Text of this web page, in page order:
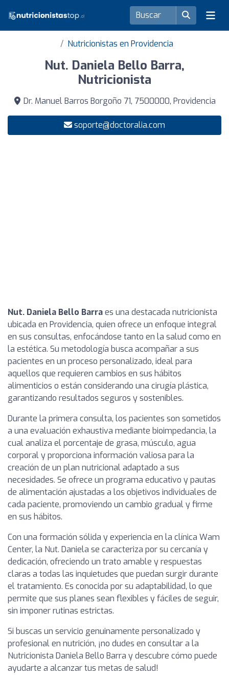
Nutricionistas en Providencia
Nut. Daniela Bello Barra,
Nutricionista
Dr. Manuel Barros Borgoño 71, 7500000, Providencia
soporte@doctoralia.com
Nut. Daniela Bello Barraes una destacada nutricionista
ubicada en Providencia, quien ofrece un enfoque integral
en sus consultas, enfocándose tanto en la salud como en
la estética. Su metodología busca acompañar a sus
pacientes en un proceso personalizado, ideal para
aquellos que requieren cambios en sus hábitos
alimenticios o están considerando una cirugía plástica,
garantizando resultados seguros y sostenibles.
Durante la primera consulta, los pacientes son sometidos
a una evaluación exhaustiva mediante bioimpedancia, la
cual analiza el porcentaje de grasa, músculo, agua
corporal y proporciona información valiosa para la
creación de un plan nutricional adaptado a sus
necesidades. Se ofrece un programa educativo y pautas
de alimentación ajustadas a los objetivos individuales de
cada paciente, promoviendo un cambio gradual y firme
en sus hábitos.
Con una formación sólida y experiencia en la clínica Wam
Center, la Nut. Daniela se caracteriza por su cercanía y
dedicación, ofreciendo un trato amable y respuestas
claras a todas las inquietudes que puedan surgir durante
el tratamiento. Es conocida por su adaptabilidad, lo que
permite que sus planes sean flexibles y fáciles de seguir,
sin imponer rutinas estrictas.
Si buscas un servicio genuinamente personalizado y
profesional en nutrición, ¡no dudes en consultar a la
Nutricionista Daniela Bello Barra y descubre cómo puede
ayudarte a alcanzar tus metas de salud!